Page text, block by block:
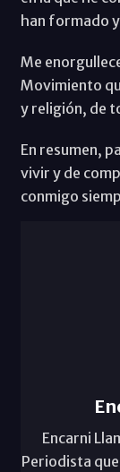
han formado
Me
Movimiento
y religión, de
En resumen,
vivir y de
conmigo
Encarni
Periodista